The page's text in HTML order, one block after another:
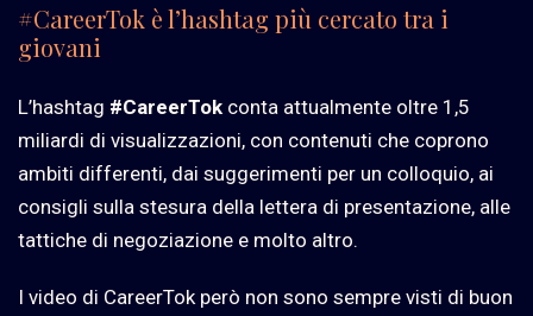
#CareerTok è l’hashtag più cercato tra i
giovani
L’hashtag #CareerTok conta attualmente oltre 1,5
miliardi di visualizzazioni, con contenuti che coprono
ambiti differenti, dai suggerimenti per un colloquio, ai
consigli sulla stesura della lettera di presentazione, alle
tattiche di negoziazione e molto altro.
I video di CareerTok però non sono sempre visti di buon